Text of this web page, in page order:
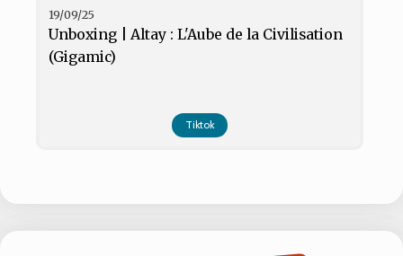
19/09/25
Unboxing | Altay : L'Aube de la Civilisation
(Gigamic)
Tiktok